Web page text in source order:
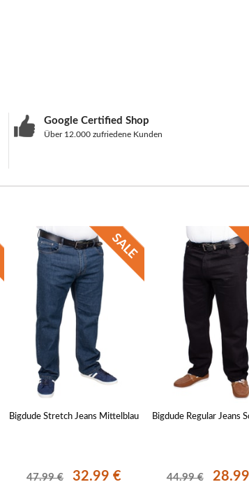
Google Certified Shop
Über 12.000 zufriedene Kunden
Bigdude Stretch Jeans Mittelblau
47.99 € 32.99 €
Bigdude Regular Jeans
44.99 €